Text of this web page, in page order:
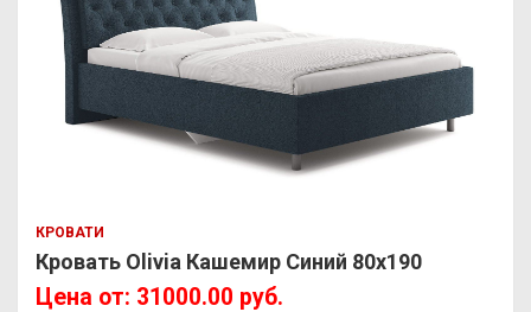
КРОВАТИ
Кровать Olivia Кашемир Синий 80х190
Цена от: 31000.00 руб.